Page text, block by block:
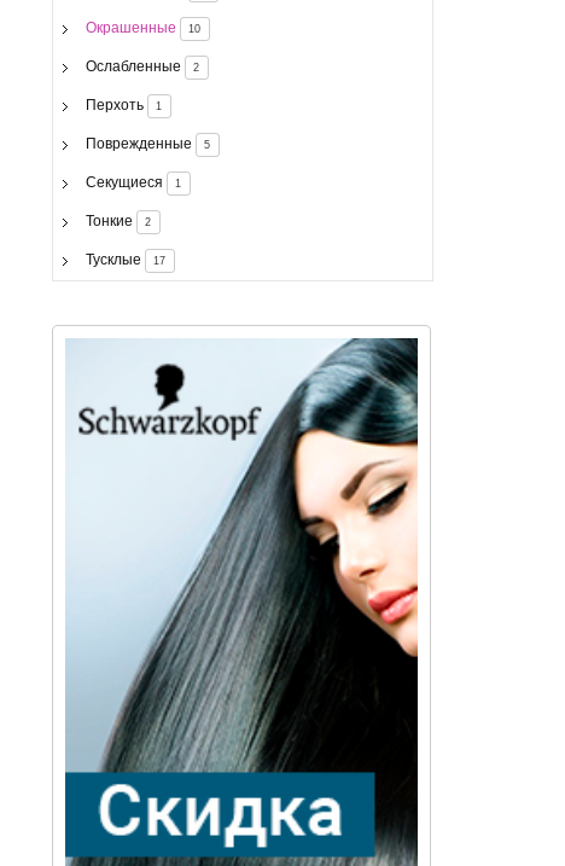
Окрашенные 10
Ослабленные 2
Перхоть 1
Поврежденные 5
Секущиеся 1
Тонкие 2
Тусклые 17